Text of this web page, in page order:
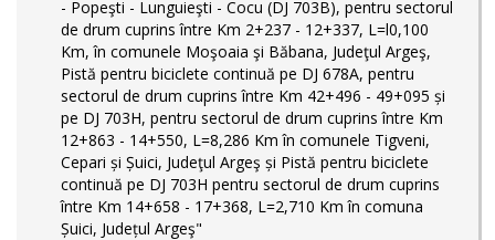
- Popeşti - Lunguieşti - Cocu (DJ 703B), pentru sectorul
de drum cuprins între Km 2+237 - 12+337, L=l0,100
Km, în comunele Moşoaia şi Băbana, Judeţul Argeş,
Pistă pentru biciclete continuă pe DJ 678A, pentru
sectorul de drum cuprins între Km 42+496 - 49+095 și
pe DJ 703H, pentru sectorul de drum cuprins între Km
12+863 - 14+550, L=8,286 Km în comunele Tigveni,
Cepari și Șuici, Judeţul Argeş și Pistă pentru biciclete
continuă pe DJ 703H pentru sectorul de drum cuprins
între Km 14+658 - 17+368, L=2,710 Km în comuna
Șuici, Județul Argeş"